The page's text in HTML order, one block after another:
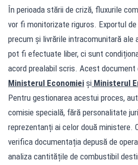
În perioada stării de criză, fluxurile
vor fi monitorizate riguros. Exportul de
precum și livrările intracomunitară ale
pot fi efectuate liber, ci sunt
acord prealabil scris. Acest
Ministerul Economiei și Ministerul
Pentru gestionarea acestui proces,
comisie specială, fără personalitate
reprezentanți ai celor două ministere.
verifica documentația depusă de
analiza cantitățile de combustibil